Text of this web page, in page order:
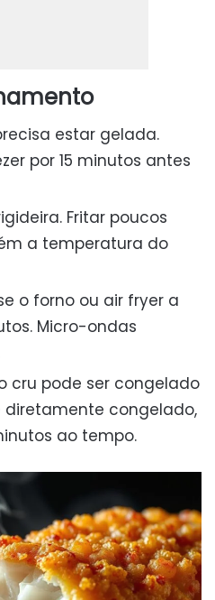
estar gelada.
por 15 minutos antes
Fritar poucos
a temperatura do
o forno ou air fryer a
Micro-ondas
cru pode ser congelado
diretamente congelado,
ao tempo.